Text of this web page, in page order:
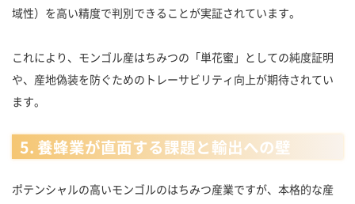
域性）を高い精度で判別できることが実証されています。
これにより、モンゴル産はちみつの「単花蜜」としての純度証明
や、産地偽装を防ぐためのトレーサビリティ向上が期待されてい
ます。
5. 養蜂業が直面する課題と輸出への壁
ポテンシャルの高いモンゴルのはちみつ産業ですが、本格的な産